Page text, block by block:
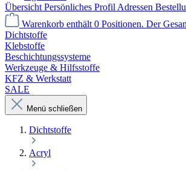
Übersicht Persönliches Profil Adressen
Warenkorb enthält 0 Positionen. Der
Dichtstoffe
Klebstoffe
Beschichtungssysteme
Werkzeuge & Hilfsstoffe
KFZ & Werkstatt
SALE
Menü schließen
Dichtstoffe
Acryl